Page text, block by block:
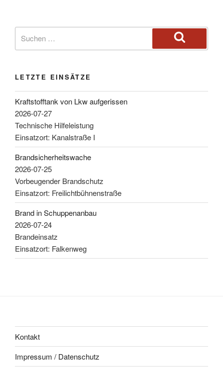
LETZTE EINSÄTZE
Kraftstofftank von Lkw aufgerissen
2026-07-27
Technische Hilfeleistung
Einsatzort: Kanalstraße I
Brandsicherheitswache
2026-07-25
Vorbeugender Brandschutz
Einsatzort: Freilichtbühnenstraße
Brand in Schuppenanbau
2026-07-24
Brandeinsatz
Einsatzort: Falkenweg
Kontakt
Impressum / Datenschutz